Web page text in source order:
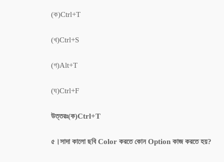
(ক)Ctrl+T
(খ)Ctrl+S
(গ)Alt+T
(ঘ)Ctrl+F
উত্তরঃ(ক)Ctrl+T
৫।সাদা কালো ছবি Color করতে কোন Option কাজ করতে হয়?